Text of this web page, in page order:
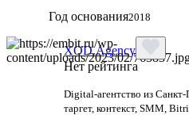
Год основания2018
XOD.Agency
Нет рейтинга
Digital-агентство из
таргет, контекст, SMM,